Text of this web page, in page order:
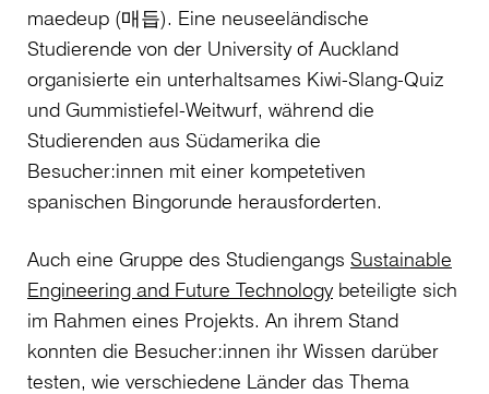
maedeup (매듭). Eine neuseeländische
Studierende von der University of Auckland
organisierte ein unterhaltsames Kiwi-Slang-Quiz
und Gummistiefel-Weitwurf, während die
Studierenden aus Südamerika die
Besucher:innen mit einer kompetetiven
spanischen Bingorunde herausforderten.
Auch eine Gruppe des Studiengangs Sustainable
Engineering and Future Technology beteiligte sich
im Rahmen eines Projekts. An ihrem Stand
konnten die Besucher:innen ihr Wissen darüber
testen, wie verschiedene Länder das Thema